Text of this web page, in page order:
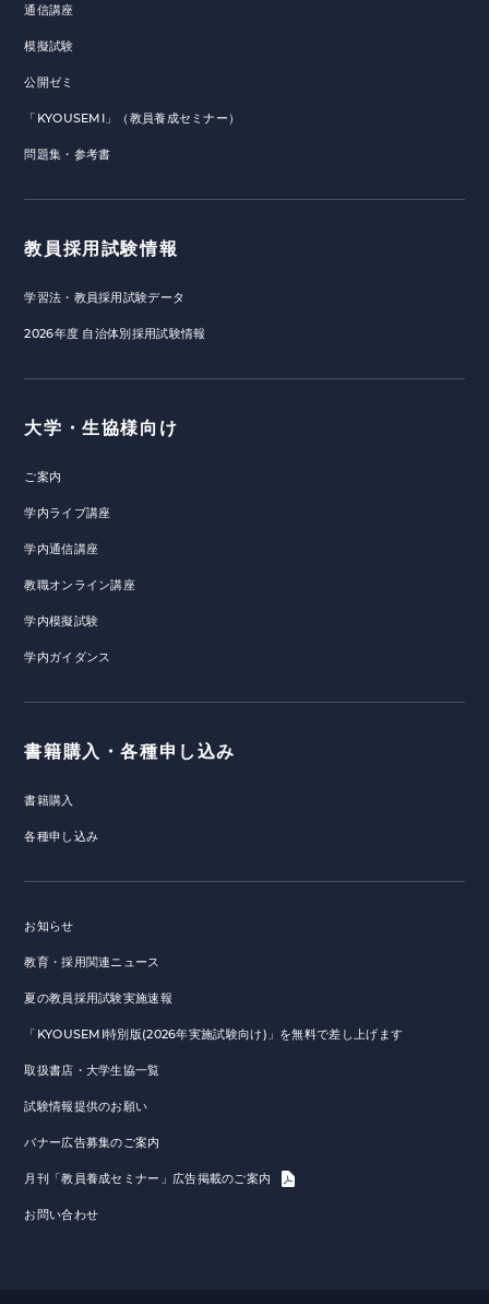
通信講座
模擬試験
公開ゼミ
「KYOUSEMI」（教員養成セミナー）
問題集・参考書
教員採用試験情報
学習法・教員採用試験データ
2026年度 自治体別採用試験情報
大学・生協様向け
ご案内
学内ライブ講座
学内通信講座
教職オンライン講座
学内模擬試験
学内ガイダンス
書籍購入・各種申し込み
書籍購入
各種申し込み
お知らせ
教育・採用関連ニュース
夏の教員採用試験実施速報
「KYOUSEMI特別版(2026年実施試験向け)」を無料で差し上げます
取扱書店・大学生協一覧
試験情報提供のお願い
バナー広告募集のご案内
月刊「教員養成セミナー」広告掲載のご案内
お問い合わせ